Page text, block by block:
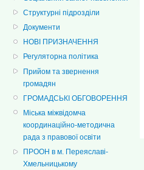
Структурні підрозділи
Документи
НОВІ ПРИЗНАЧЕННЯ
Регуляторна політика
Прийом та звернення
громадян
ГРОМАДСЬКІ ОБГОВОРЕННЯ
Міська міжвідомча
координаційно-методична
рада з правової освіти
ПРООН в м. Переяславі-
Хмельницькому